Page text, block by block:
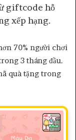
giftcode hỗ
xếp hạng.
70% người chơi
3 tháng đầu.
quà tặng trong